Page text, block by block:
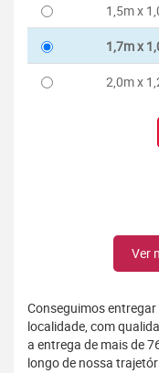
1,5m x
1,7m x
2,0m x
Ver
Conseguimos entregar
localidade, com
a entrega de mais de
longo de nossa